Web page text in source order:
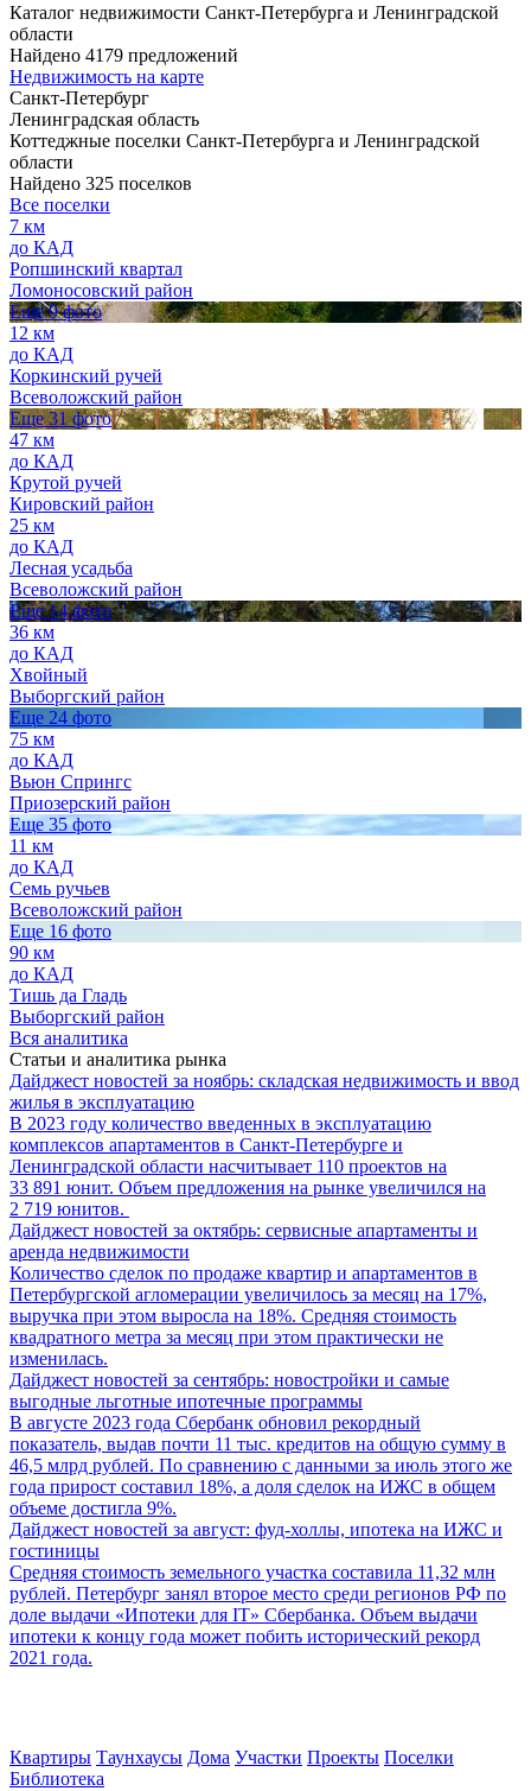
Каталог недвижимости Санкт-Петербурга и Ленинградской
области
Найдено 4179 предложений
Недвижимость на карте
Санкт-Петербург
Ленинградская область
Коттеджные поселки Санкт-Петербурга и Ленинградской
области
Найдено 325 поселков
Все поселки
7 км
до КАД
Ропшинский квартал
Ломоносовский район
Еще 9 фото
12 км
до КАД
Коркинский ручей
Всеволожский район
Еще 31 фото
47 км
до КАД
Крутой ручей
Кировский район
25 км
до КАД
Лесная усадьба
Всеволожский район
Еще 14 фото
36 км
до КАД
Хвойный
Выборгский район
Еще 24 фото
75 км
до КАД
Вьюн Спрингс
Приозерский район
Еще 35 фото
11 км
до КАД
Семь ручьев
Всеволожский район
Еще 16 фото
90 км
до КАД
Тишь да Гладь
Выборгский район
Вся аналитика
Статьи и аналитика рынка
Дайджест новостей за ноябрь: складская недвижимость и ввод
жилья в эксплуатацию
В 2023 году количество введенных в эксплуатацию
комплексов апартаментов в Санкт-Петербурге и
Ленинградской области насчитывает 110 проектов на
33 891 юнит. Объем предложения на рынке увеличился на
2 719 юнитов.
Дайджест новостей за октябрь: сервисные апартаменты и
аренда недвижимости
Количество сделок по продаже квартир и апартаментов в
Петербургской агломерации увеличилось за месяц на 17%,
выручка при этом выросла на 18%. Средняя стоимость
квадратного метра за месяц при этом практически не
изменилась.
Дайджест новостей за сентябрь: новостройки и самые
выгодные льготные ипотечные программы
В августе 2023 года Сбербанк обновил рекордный
показатель, выдав почти 11 тыс. кредитов на общую сумму в
46,5 млрд рублей. По сравнению с данными за июль этого же
года прирост составил 18%, а доля сделок на ИЖС в общем
объеме достигла 9%.
Дайджест новостей за август: фуд-холлы, ипотека на ИЖС и
гостиницы
Средняя стоимость земельного участка составила 11,32 млн
рублей. Петербург занял второе место среди регионов РФ по
доле выдачи «Ипотеки для IT» Сбербанка. Объем выдачи
ипотеки к концу года может побить исторический рекорд
2021 года.
Квартиры Таунхаусы Дома Участки Проекты Поселки
Библиотека